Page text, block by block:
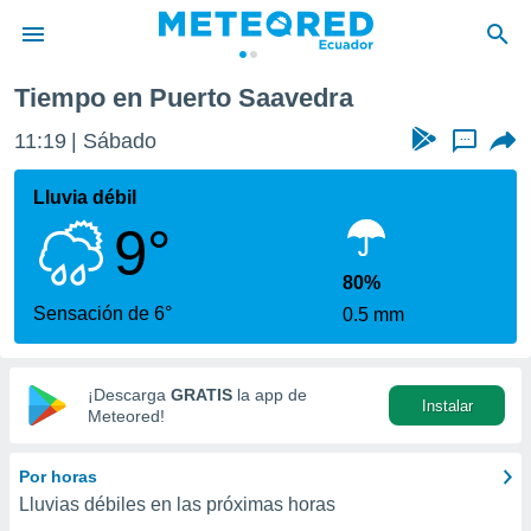
de
ha
para
que se
calidad.
a este
las
y
digital
basada
Tiempo en Puerto Saavedra
11:19 Sábado ...
Lluvia débil
9°
Sensación de 6°
80%
0.5 mm
¡Descarga GRATIS la app de
Meteored!
Instalar
Por horas
Lluvias débiles en las próximas horas